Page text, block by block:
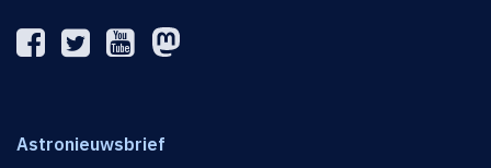
Astronieuwsbrief